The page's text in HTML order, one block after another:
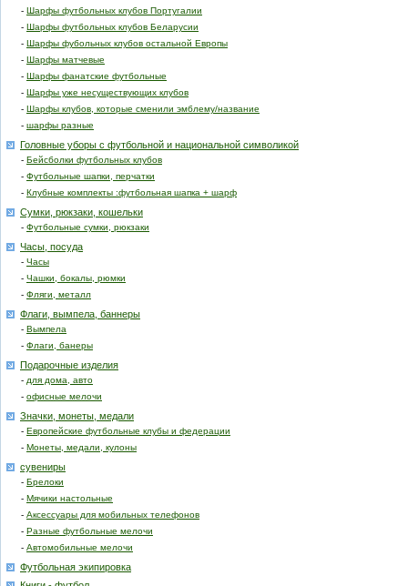
- Шарфы футбольных клубов Португалии
- Шарфы футбольных клубов Беларусии
- Шарфы фубольных клубов остальной Европы
- Шарфы матчевые
- Шарфы фанатские футбольные
- Шарфы уже несуществующих клубов
- Шарфы клубов, которые сменили эмблему/название
- шарфы разные
Головные уборы с футбольной и национальной символикой
- Бейсболки футбольных клубов
- Футбольные шапки, перчатки
- Клубные комплекты :футбольная шапка + шарф
Сумки, рюкзаки, кошельки
- Футбольные сумки, рюкзаки
Часы, посуда
- Часы
- Чашки, бокалы, рюмки
- Фляги, металл
Флаги, вымпела, баннеры
- Вымпела
- Флаги, банеры
Подарочные изделия
- для дома, авто
- офисные мелочи
Значки, монеты, медали
- Европейские футбольные клубы и федерации
- Монеты, медали, кулоны
сувениры
- Брелоки
- Мячики настольные
- Аксессуары для мобильных телефонов
- Разные футбольные мелочи
- Автомобильные мелочи
Футбольная экипировка